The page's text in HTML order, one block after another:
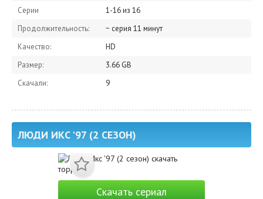
Серии
1-16 из 16
Продолжительность:
~ серия 11 минут
Качество:
HD
Размер:
3.66 GB
Скачали:
9
ЛЮДИ ИКС '97 (2 СЕЗОН)
Скачать сериал